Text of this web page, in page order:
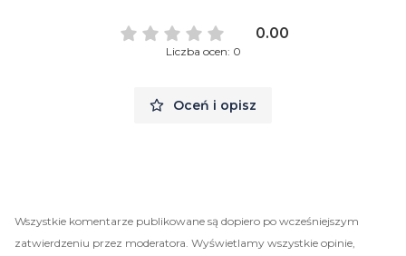
0.00
Liczba ocen: 0
Oceń i opisz
Wszystkie komentarze publikowane są dopiero po wcześniejszym
zatwierdzeniu przez moderatora. Wyświetlamy wszystkie opinie,